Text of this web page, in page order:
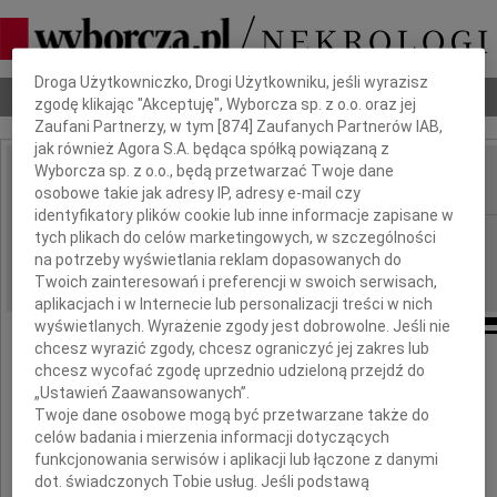
Nekrologi Odeszli Poradnik pogrzebowy
IMIĘ I NAZWISKO:
REGION: Radom
DATA EMISJI: 01.12.2012
Henrykowi Wiśniewskiemu
wyrazy współczucia z powodu śmierci
Dbamy o Twoją prywatność
Droga Użytkowniczko, Drogi Użytkowniku, jeśli wyrazisz
zgodę klikając "Akceptuję", Wyborcza sp. z o.o. oraz jej
Zaufani Partnerzy, w tym [874 ] Zaufanych Partnerów IAB,
jak również Agora S.A. będąca spółką powiązaną z
Wyborcza sp. z o.o., będą przetwarzać Twoje dane
osobowe takie jak adresy IP, adresy e-mail czy
identyfikatory plików cookie lub inne informacje zapisane w
tych plikach do celów marketingowych, w szczególności
na potrzeby wyświetlania reklam dopasowanych do
Twoich zainteresowań i preferencji w swoich serwisach,
aplikacjach i w Internecie lub personalizacji treści w nich
wyświetlanych. Wyrażenie zgody jest dobrowolne. Jeśli nie
chcesz wyrazić zgody, chcesz ograniczyć jej zakres lub
chcesz wycofać zgodę uprzednio udzieloną przejdź do
„Ustawień Zaawansowanych”.
Twoje dane osobowe mogą być przetwarzane także do
celów badania i mierzenia informacji dotyczących
funkcjonowania serwisów i aplikacji lub łączone z danymi
dot. świadczonych Tobie usług. Jeśli podstawą